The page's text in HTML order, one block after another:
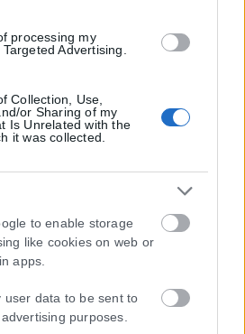
processing my
Advertising.
Collection, Use,
or Sharing of my
Is Unrelated with the
it was collected.
to enable storage
like cookies on web or
apps.
user data to be sent to
purposes.